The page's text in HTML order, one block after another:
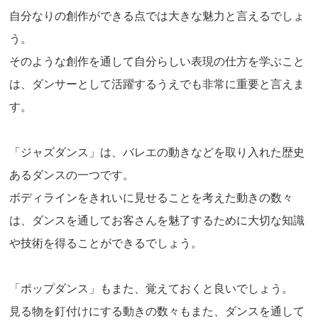
自分なりの創作ができる点では大きな魅力と言えるでしょ
う。
そのような創作を通して自分らしい表現の仕方を学ぶこと
は、ダンサーとして活躍するうえでも非常に重要と言えま
す。
「ジャズダンス」は、バレエの動きなどを取り入れた歴史
あるダンスの一つです。
ボディラインをきれいに見せることを考えた動きの数々
は、ダンスを通してお客さんを魅了するために大切な知識
や技術を得ることができるでしょう。
「ポップダンス」もまた、覚えておくと良いでしょう。
見る物を釘付けにする動きの数々もまた、ダンスを通して